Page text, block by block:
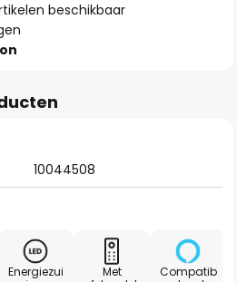
beschikbaar
10044508
Energiezui
Met
Compatib